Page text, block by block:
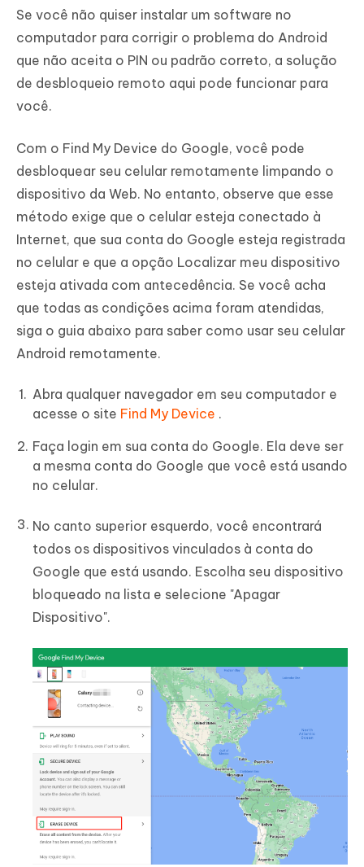
Se você não quiser instalar um software no
computador para corrigir o problema do Android
que não aceita o PIN ou padrão correto, a solução
de desbloqueio remoto aqui pode funcionar para
você.
Com o Find My Device do Google, você pode
desbloquear seu celular remotamente limpando o
dispositivo da Web. No entanto, observe que esse
método exige que o celular esteja conectado à
Internet, que sua conta do Google esteja registrada
no celular e que a opção Localizar meu dispositivo
esteja ativada com antecedência. Se você acha
que todas as condições acima foram atendidas,
siga o guia abaixo para saber como usar seu celular
Android remotamente.
Abra qualquer navegador em seu computador e
acesse o site Find My Device .
Faça login em sua conta do Google. Ela deve ser
a mesma conta do Google que você está usando
no celular.
No canto superior esquerdo, você encontrará
todos os dispositivos vinculados à conta do
Google que está usando. Escolha seu dispositivo
bloqueado na lista e selecione "Apagar
Dispositivo".